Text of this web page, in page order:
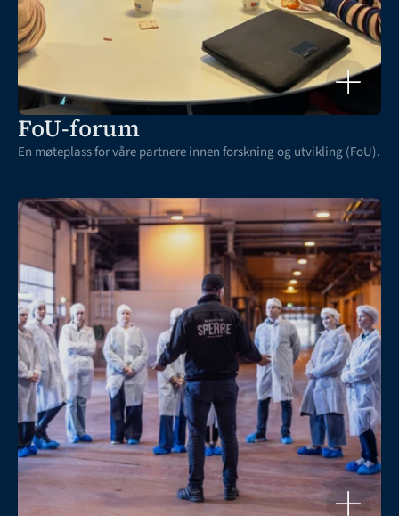
FoU-forum
En møteplass for våre partnere innen forskning og utvikling (FoU).